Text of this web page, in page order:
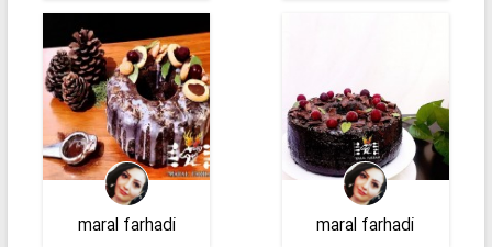
maral farhadi
maral farhadi